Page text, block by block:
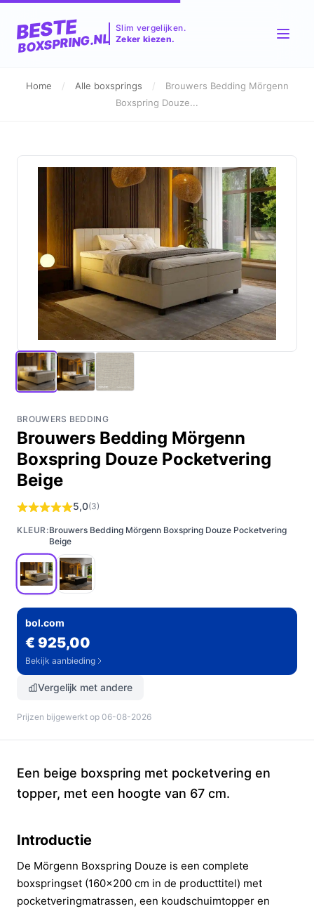
BESTE
BOXSPRING.NL
Slim vergelijken.
Zeker kiezen.
Home / Alle boxsprings /
Brouwers Bedding Mörgenn
Boxspring Douze...
BROUWERS BEDDING
Brouwers Bedding Mörgenn
Boxspring Douze Pocketvering
Beige
5,0(3)
KLEUR:Brouwers Bedding Mörgenn Boxspring Douze Pocketvering
Beige
bol.com
€ 925,00
Bekijk aanbieding
Vergelijk met andere
Prijzen bijgewerkt op 06-08-2026
Een beige boxspring met pocketvering en
topper, met een hoogte van 67 cm.
Introductie
De Mörgenn Boxspring Douze is een complete
boxspringset (160x200 cm in de producttitel) met
pocketveringmatrassen, een koudschuimtopper en